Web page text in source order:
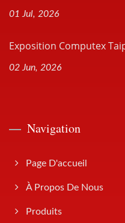
01 Jul, 2026
Exposition Computex
02 Jun, 2026
Navigation
Page D'accueil
À Propos De Nous
Produits